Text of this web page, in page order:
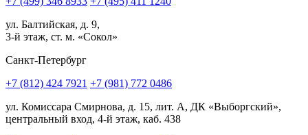
ул. Балтийская, д. 9,
3-й этаж, ст. м. «Сокол»
Санкт-Петербург
+7 (812) 424 7921 +7 (981) 772 0486
ул. Комиссара Смирнова, д. 15, лит. А, ДК «Выборгский»,
центральный вход, 4-й этаж, каб. 438